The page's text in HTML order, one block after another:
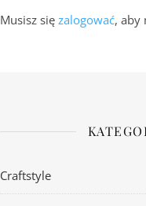
Musisz się zalogować, aby
Craftstyle